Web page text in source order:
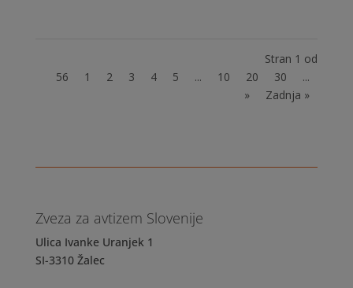
Stran 1 od
56
1 2 3 4 5 ... 10 20 30
...
»
Zadnja »
Zveza za avtizem Slovenije
Ulica Ivanke Uranjek 1
SI-3310 Žalec